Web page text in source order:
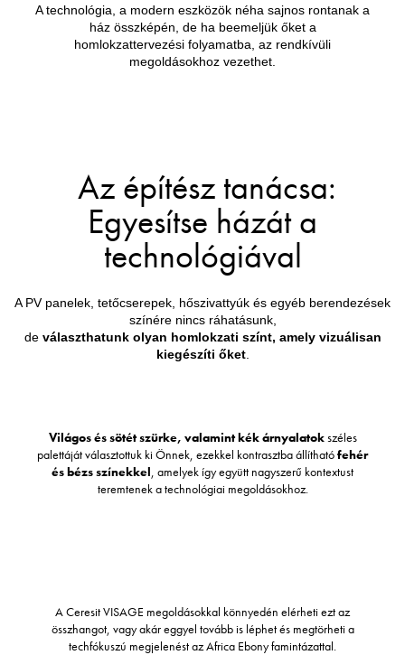
A technológia, a modern eszközök néha sajnos rontanak a
ház összképén, de ha beemeljük őket a
homlokzattervezési folyamatba, az rendkívüli
megoldásokhoz vezethet.
Az építész tanácsa:
Egyesítse házát a
technológiával
A PV panelek, tetőcserepek, hőszivattyúk és egyéb berendezések
színére nincs ráhatásunk,
de választhatunk olyan homlokzati színt, amely vizuálisan
kiegészíti őket.
Világos és sötét szürke, valamint kék árnyalatokszéles
palettáját választottuk ki Önnek, ezekkel kontrasztba állíthatófehér
és bézs színekkel, amelyek így együtt nagyszerű kontextust
teremtenek a technológiai megoldásokhoz.
A Ceresit VISAGE megoldásokkal könnyedén elérheti ezt az
összhangot, vagy akár eggyel tovább is léphet és megtörheti a
techfókuszú megjelenést az Africa Ebony famintázattal.